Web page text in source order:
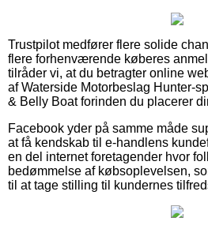
Trustpilot medfører flere solide
flere forhenværende køberes
tilråder vi, at du betragter online
af Waterside Motorbeslag Hunter-
& Belly Boat forinden du placerer
Facebook yder på samme måde
at få kendskab til e-handlens
en del internet foretagender hvor
bedømmelse af købsoplevelsen,
til at tage stilling til kundernes